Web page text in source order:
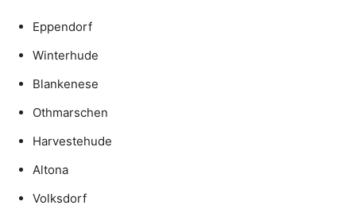
Eppendorf
Winterhude
Blankenese
Othmarschen
Harvestehude
Altona
Volksdorf